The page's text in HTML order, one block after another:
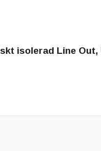
isolerad Line Out,